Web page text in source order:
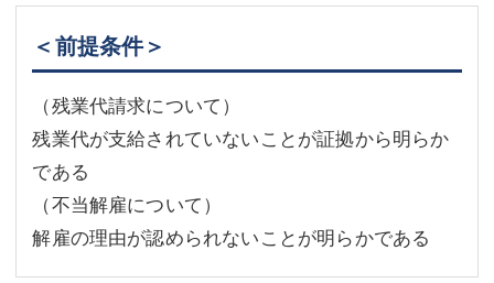
＜前提条件＞
（残業代請求について）
残業代が支給されていないことが証拠から明らか
である
（不当解雇について）
解雇の理由が認められないことが明らかである